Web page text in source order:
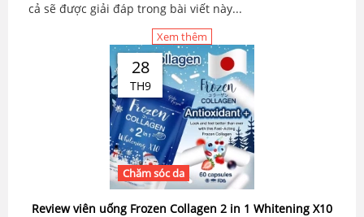
cả sẽ được giải đáp trong bài viết này...
Xem thêm
28
TH9
Chăm sóc da
Review viên uống Frozen Collagen 2 in 1 Whitening X10